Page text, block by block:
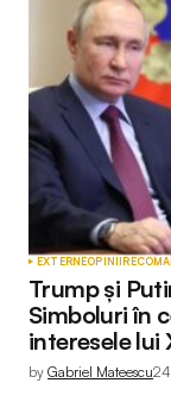
EXTERNEOPINII
Trump și
Simboluri în
interesele lui
by Gabriel Mateescu